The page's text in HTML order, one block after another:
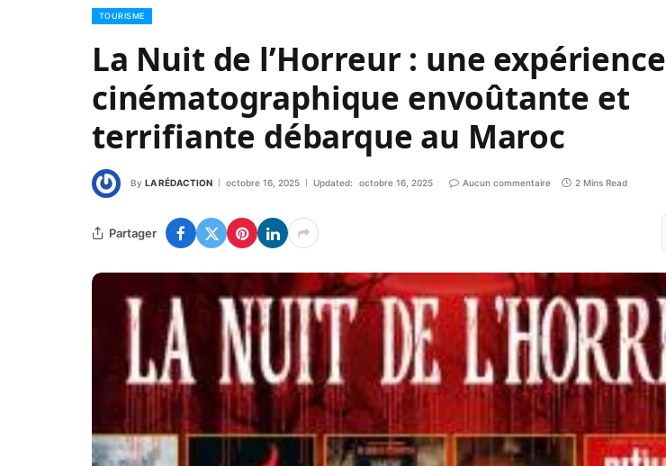
TOURISME
La Nuit de l’Horreur : une expérience
cinématographique envoûtante et
terrifiante débarque au Maroc
By LA RÉDACTION octobre 16, 2025 Updated: octobre 16, 2025 Aucun commentaire 2 Mins Read
Partager